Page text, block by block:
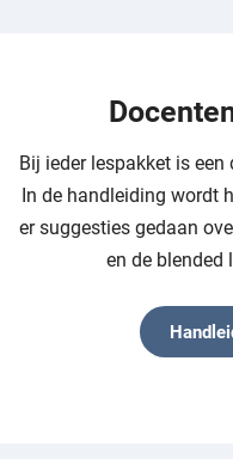
Bij ieder lespakket is
In de handleiding wordt
er suggesties gedaan
en de blended